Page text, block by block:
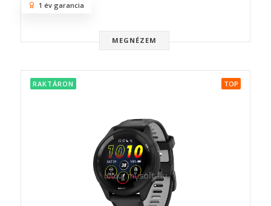
MEGNÉZEM
1 év garancia
RAKTÁRON TOP